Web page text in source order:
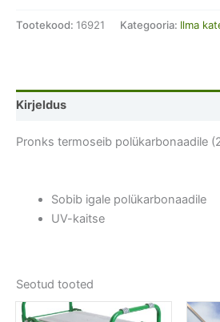
Tootekood: 16921 Kategooria: Ilma
Kirjeldus
Pronks termoseib polükarbonaadile
Sobib igale polükarbonaadile
UV-kaitse
Seotud tooted